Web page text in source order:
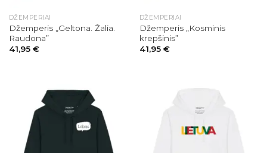
DŽEMPERIAI
Džemperis „Geltona. Žalia.
Raudona”
41,95 €
DŽEMPERIAI
Džemperis „Kosminis
krepšinis”
41,95 €